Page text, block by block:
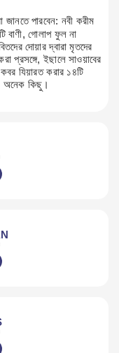
জানতে পারবেন: নবী করীম
দোয়ার দ্বারা মৃতদের
প্রসঙ্গে, ইছালে সাওয়াবের
যিয়ারত করার ১৪টি
অনেক কিছু।​​​​​